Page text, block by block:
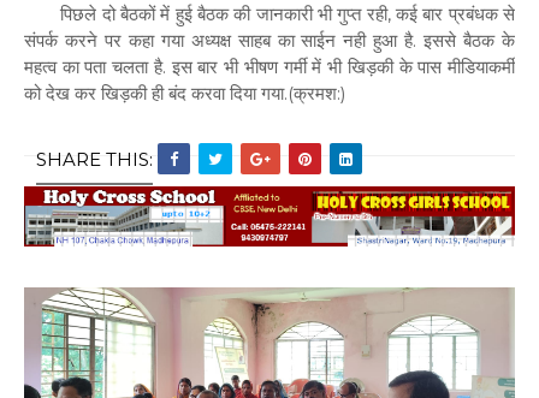
पिछले दो बैठकों में हुई बैठक की जानकारी भी गुप्त रही, कई बार प्रबंधक से
संपर्क करने पर कहा गया अध्यक्ष साहब का साईन नही हुआ है. इससे बैठक के
महत्व का पता चलता है. इस बार भी भीषण गर्मी में भी खिड़की के पास मीडियाकर्मी
को देख कर खिड़की ही बंद करवा दिया गया.(क्रमश:)
SHARE THIS: